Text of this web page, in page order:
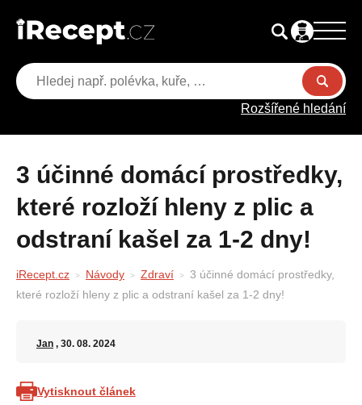
Rozšířené hledání
3 účinné domácí prostředky,
které rozloží hleny z plic a
odstraní kašel za 1-2 dny!
iRecept.cz Návody Zdraví
3 účinné domácí prostředky,
které rozloží hleny z plic a odstraní kašel za 1-2 dny!
Jan , 30. 08. 2024
Vytisknout článek